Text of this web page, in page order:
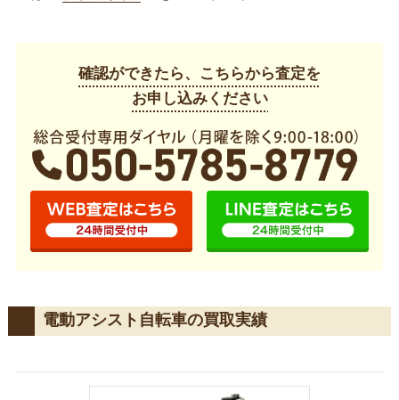
確認ができたら、こちらから査定を
お申し込みください
電動アシスト自転車の買取実績